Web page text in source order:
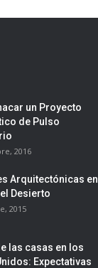
un Proyecto
de Pulso
2016
Arquitectónicas en
el Desierto
2015
las casas en los
Expectativas